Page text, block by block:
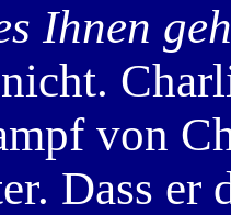
Ihnen
von
Dass er